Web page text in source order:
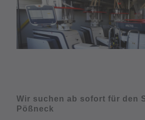
Wir suchen ab sofort für den
Pößneck